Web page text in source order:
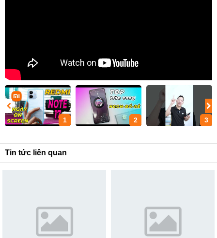
1 2 3
Tin tức liên quan